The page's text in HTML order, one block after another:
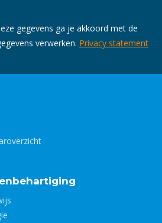
gegevens ga je akkoord met de
verwerken. Privacy statement